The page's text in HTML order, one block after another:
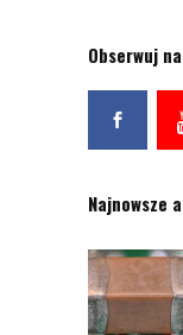
Obserwuj
Najnowsze